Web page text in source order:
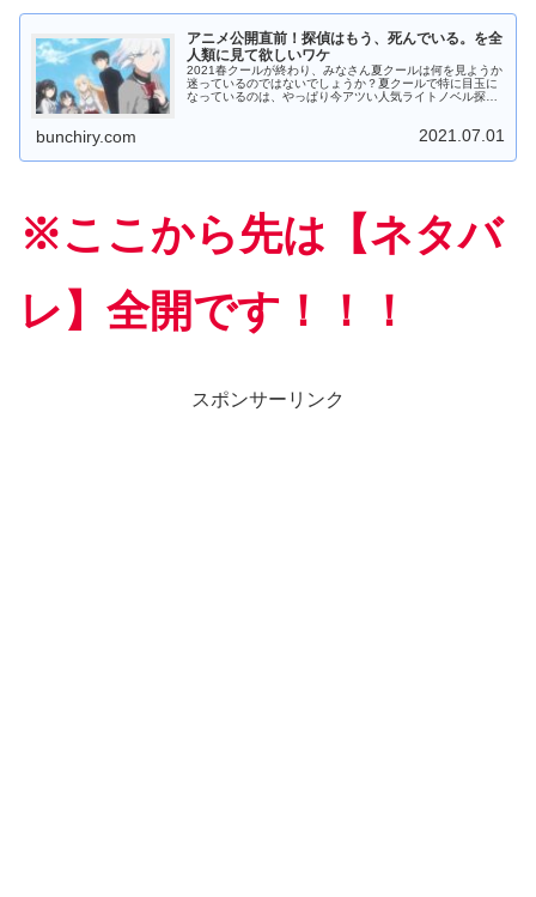
アニメ公開直前！探偵はもう、死んでいる。を全
人類に見て欲しいワケ
2021春クールが終わり、みなさん夏クールは何を見ようか
迷っているのではないでしょうか？夏クールで特に目玉に
なっているのは、やっぱり今アツい人気ライトノベル探偵
bunchiry.com 2021.07.01
※ここから先は【ネタバ
レ】全開です！！！
スポンサーリンク